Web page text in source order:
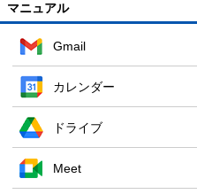
マニュアル
Gmail
カレンダー
ドライブ
Meet